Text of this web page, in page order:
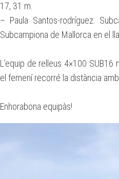
17, 31 m.
– Paula Santos-rodríguez:
Subcampiona de Mallorca en el
L’equip de relleus 4×100
el femení recorré la distància
Enhorabona equipàs!